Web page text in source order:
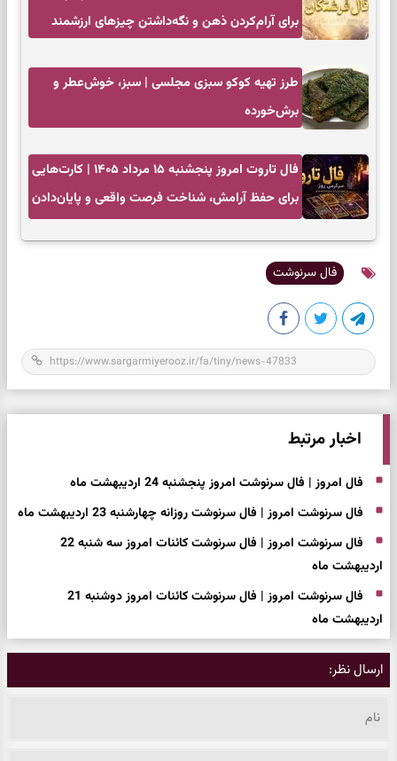
برای آرام‌کردن ذهن و نگه‌داشتن چیزهای ارزشمند
طرز تهیه کوکو سبزی مجلسی | سبز، خوش‌عطر و
برش‌خورده
فال تاروت امروز پنجشنبه ۱۵ مرداد ۱۴۰۵ | کارت‌هایی
برای حفظ آرامش، شناخت فرصت واقعی و پایان‌دادن
فال سرنوشت
اخبار مرتبط
فال امروز | فال سرنوشت امروز پنجشنبه 24 اردیبهشت ماه
فال سرنوشت امروز | فال سرنوشت روزانه چهارشنبه 23 اردیبهشت ماه
فال سرنوشت امروز | فال سرنوشت کائنات امروز سه شنبه 22
اردیبهشت ماه
فال سرنوشت امروز | فال سرنوشت کائنات امروز دوشنبه 21
اردیبهشت ماه
ارسال نظر: